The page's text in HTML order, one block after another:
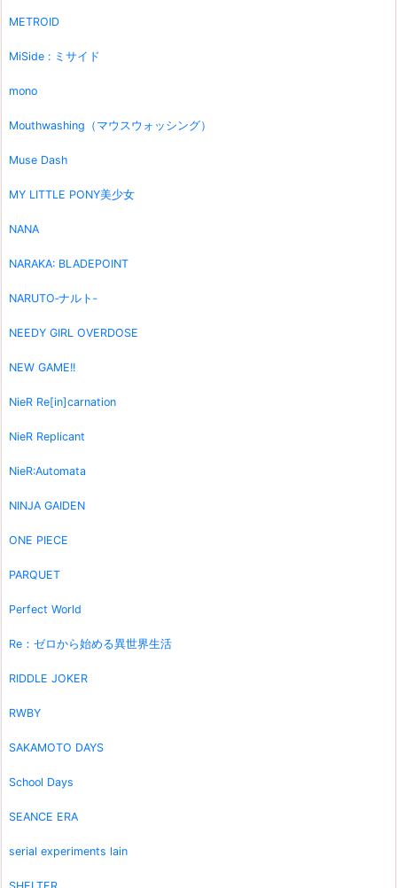
METROID
MiSide : ミサイド
mono
Mouthwashing（マウスウォッシング）
Muse Dash
MY LITTLE PONY美少女
NANA
NARAKA: BLADEPOINT
NARUTO‐ナルト‐
NEEDY GIRL OVERDOSE
NEW GAME!!
NieR Re[in]carnation
NieR Replicant
NieR:Automata
NINJA GAIDEN
ONE PIECE
PARQUET
Perfect World
Re：ゼロから始める異世界生活
RIDDLE JOKER
RWBY
SAKAMOTO DAYS
School Days
SEANCE ERA
serial experiments lain